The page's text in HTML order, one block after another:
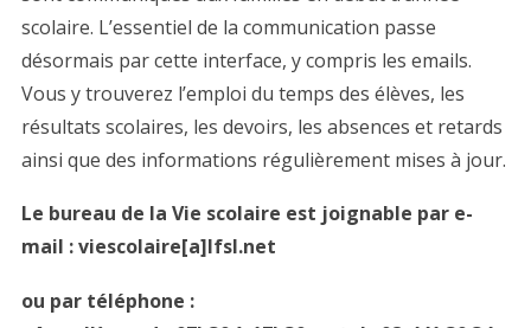
scolaire. L’essentiel de la communication passe
désormais par cette interface, y compris les emails.
Vous y trouverez l’emploi du temps des élèves, les
résultats scolaires, les devoirs, les absences et retards
ainsi que des informations régulièrement mises à jour.
Le bureau de la Vie scolaire est joignable par e-
mail : viescolaire[a]lfsl.net
ou par téléphone :